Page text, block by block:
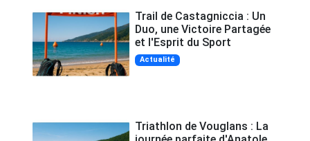
Trail de Castagniccia : Un
Duo, une Victoire Partagée
et l'Esprit du Sport
Actualité
Triathlon de Vouglans : La